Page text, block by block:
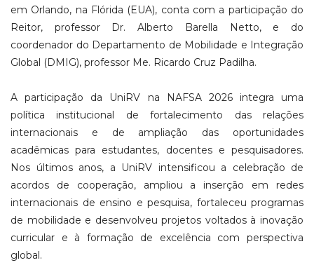
em Orlando, na Flórida (EUA), conta com a participação do
Reitor, professor Dr. Alberto Barella Netto, e do
coordenador do Departamento de Mobilidade e Integração
Global (DMIG), professor Me. Ricardo Cruz Padilha.
A participação da UniRV na NAFSA 2026 integra uma
política institucional de fortalecimento das relações
internacionais e de ampliação das oportunidades
acadêmicas para estudantes, docentes e pesquisadores.
Nos últimos anos, a UniRV intensificou a celebração de
acordos de cooperação, ampliou a inserção em redes
internacionais de ensino e pesquisa, fortaleceu programas
de mobilidade e desenvolveu projetos voltados à inovação
curricular e à formação de excelência com perspectiva
global.